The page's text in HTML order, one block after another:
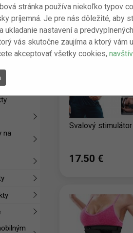
stránka používa niekoľko typov
príjemná. Je pre nás dôležité, aby
ukladanie nastavení a
vás skutočne zaujíma a ktorý vám
akceptovať všetky cookies,
na
Svalový stimulátor
17.50 ‎€